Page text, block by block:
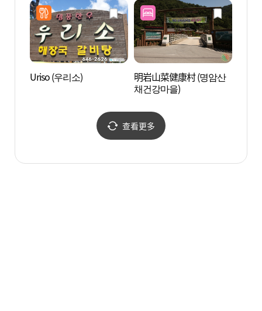
Uriso (우리소)
明岩山菜健康村 (명암산
채건강마을)
查看更多